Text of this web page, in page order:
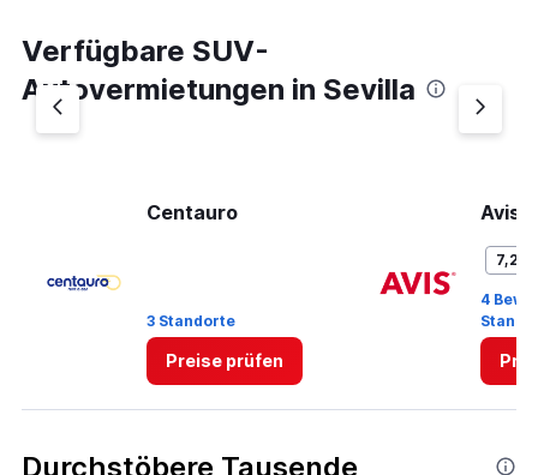
Verfügbare SUV-
Autovermietungen in Sevilla
Centauro
3 Standorte
Preise prüfen
Avis
7,2
4
Durchstöbere Tausende